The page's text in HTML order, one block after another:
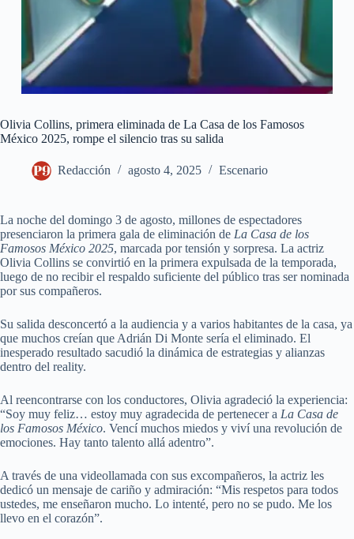
Olivia Collins, primera eliminada de La Casa de los Famosos
México 2025, rompe el silencio tras su salida
Redacción agosto 4, 2025 Escenario
La noche del domingo 3 de agosto, millones de espectadores
presenciaron la primera gala de eliminación de La Casa de los
Famosos México 2025, marcada por tensión y sorpresa. La actriz
Olivia Collins se convirtió en la primera expulsada de la temporada,
luego de no recibir el respaldo suficiente del público tras ser nominada
por sus compañeros.
Su salida desconcertó a la audiencia y a varios habitantes de la casa, ya
que muchos creían que Adrián Di Monte sería el eliminado. El
inesperado resultado sacudió la dinámica de estrategias y alianzas
dentro del reality.
Al reencontrarse con los conductores, Olivia agradeció la experiencia:
“Soy muy feliz… estoy muy agradecida de pertenecer a La Casa de
los Famosos México. Vencí muchos miedos y viví una revolución de
emociones. Hay tanto talento allá adentro”.
A través de una videollamada con sus excompañeros, la actriz les
dedicó un mensaje de cariño y admiración: “Mis respetos para todos
ustedes, me enseñaron mucho. Lo intenté, pero no se pudo. Me los
llevo en el corazón”.